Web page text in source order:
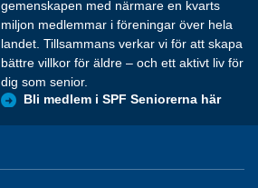
gemenskapen med närmare en kvarts
miljon medlemmar i föreningar över hela
landet. Tillsammans verkar vi för att skapa
bättre villkor för äldre – och ett aktivt liv för
dig som senior.
Bli medlem i SPF Seniorerna här